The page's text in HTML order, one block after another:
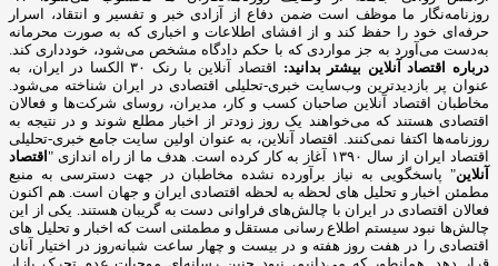
روزنامه‌نگار ما موظف است ضمن دفاع از آزادی خبر و تفسیر و انتقاد، اسرار
حرفه‌ای خود را حفظ کند و از افشای اطلاعات و اخباری که به صورت محرمانه
به‌دست می‌آورد به جز مواردی که با حکم دادگاه مشخص می‌شود، خودداری کند.
درباره اقتصاد آنلاین بیشتر بدانید:
اقتصاد آنلاین با رنک ۳۰ الکسا در ایران، به
عنوان پر بازدیدترین وب‌سایت خبری-تحلیلی اقتصادی در ایران شناخته می‌شود.
مخاطبان اقتصاد آنلاین صاحبان کسب و کار، مدیران، روسای شرکت‌ها و فعالان
اقتصادی هستند که می‌خواهند یک روز زودتر از اخبار مطلع شوند و در نتیجه به
روزنامه‌ها اکتفا نمی‌کنند. اقتصاد آنلاین، به عنوان اولین سایت جامع خبری-تحلیلی
اقتصاد ایران از سال ۱۳۹۰ آغاز به کار کرده است. هدف ما از راه اندازی "
اقتصاد
آنلاین" پاسخگویی به نیاز برآورده نشده مخاطبان در جهت دسترسی به منبع
مطمئن اخبار و تحلیل های لحظه به لحظه اقتصادی ایران و جهان است. هم اکنون
فعالان اقتصادی در ایران با چالش‌های فراوانی دست به گریبان هستند. یکی از این
چالش‌ها نبود سیستم اطلاع رسانی مستقل و مطمئنی است که اخبار و تحلیل های
اقتصادی را در هفت روز هفته و در بیست و چهار ساعت شبانه‌روز در اختیار آنان
قرار دهد. همانطور که می‌دانیم، نبود چنین رسانه‌ای موجبات عدم تحرک بازار